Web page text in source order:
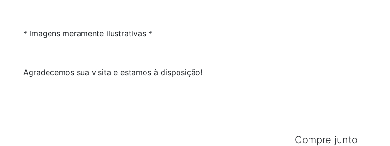
* Imagens meramente ilustrativas *
Agradecemos sua visita e estamos à disposição!
Compre junto